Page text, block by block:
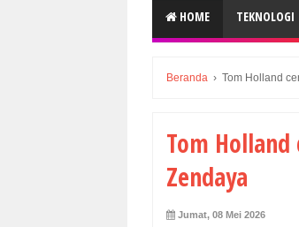
HOME TEKNOLOGI
Beranda › Tom Holland
Tom
Zendaya
Jumat, 08 Mei 2026